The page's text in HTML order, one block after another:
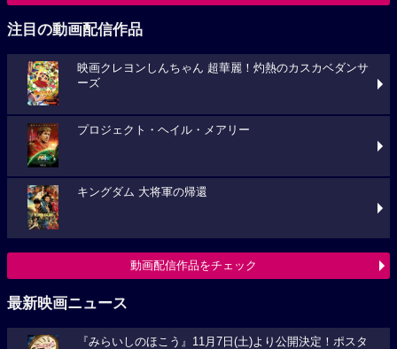
注目の動画配信作品
映画クレヨンしんちゃん 超華麗！灼熱のカスカベダンサ
ーズ
プロジェクト・ヘイル・メアリー
キングダム 大将軍の帰還
動画配信作品をチェック
最新映画ニュース
『みらいしのほこう』11月7日(土)より公開決定！ポスタ